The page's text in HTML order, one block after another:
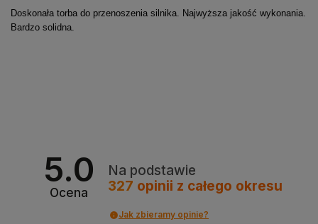
Doskonała torba do przenoszenia silnika. Najwyższa jakość wykonania.
Bardzo solidna.
5.0
Ocena
Na podstawie
327 opinii z całego okresu
Jak zbieramy opinie?